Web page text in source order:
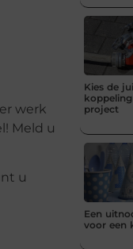
werk
Meld u
u
Kies de
project
Een
voor een